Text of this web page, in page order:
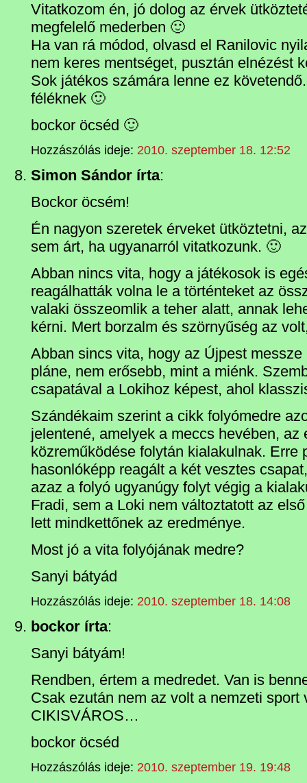
Vitatkozom én, jó dolog az érvek
megfelelő mederben 🙂
Ha van rá módod, olvasd el Ranilovic
nem keres mentséget, pusztán elnézést
Sok játékos számára lenne ez
féléknek 🙂
bockor öcséd 🙂
Hozzászólás ideje: 2010. szeptember 18. 12:52
Simon Sándor írta:
Bockor öcsém!
Én nagyon szeretek érveket ütköztetni,
sem árt, ha ugyanarról vitatkozunk. 🙂
Abban nincs vita, hogy a játékosok is
reagálhatták volna le a történteket az
valaki összeomlik a teher alatt, annak
kérni. Mert borzalm és szörnyűség az
Abban sincs vita, hogy az Újpest
pláne, nem erősebb, mint a miénk.
csapatával a Lokihoz képest, ahol
Szándékaim szerint a cikk folyómedre
jelentené, amelyek a meccs hevében, az
közreműködése folytán kialakulnak. Erre
hasonlóképp reagált a két vesztes
azaz a folyó ugyanúgy folyt végig a
Fradi, sem a Loki nem változtatott az
lett mindkettőnek az eredménye.
Most jó a vita folyójának medre?
Sanyi bátyád
Hozzászólás ideje: 2010. szeptember 18. 14:08
bockor írta:
Sanyi bátyám!
Rendben, értem a medredet. Van is
Csak ezután nem az volt a nemzeti sport
CIKISVÁROS…
bockor öcséd
Hozzászólás ideje: 2010. szeptember 19. 19:48